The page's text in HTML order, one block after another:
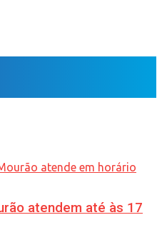
atendem até às 17